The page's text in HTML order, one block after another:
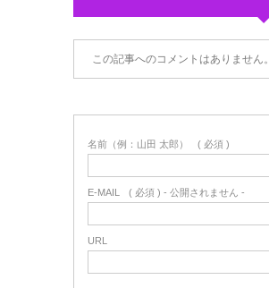
この記事へのコメントはありません。
名前（例：山田 太郎） ( 必須 )
E-MAIL ( 必須 ) - 公開されません -
URL